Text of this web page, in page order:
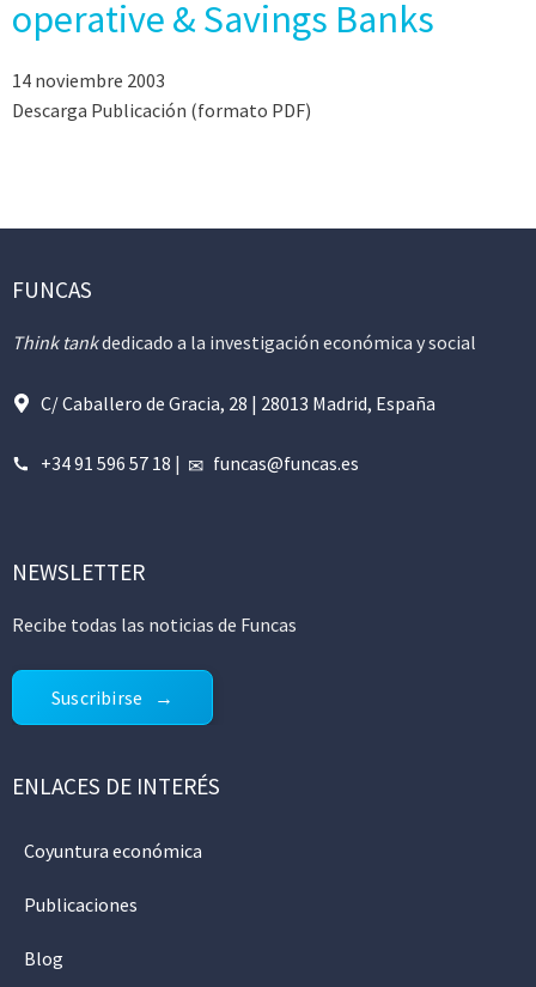
operative & Savings Banks
14 noviembre 2003
Descarga Publicación (formato PDF)
FUNCAS
Think tankdedicado a la investigación económica y social
C/ Caballero de Gracia, 28 | 28013 Madrid, España
+34 91 596 57 18 | funcas@funcas.es
NEWSLETTER
Recibe todas las noticias de Funcas
Suscribirse
ENLACES DE INTERÉS
Coyuntura económica
Publicaciones
Blog